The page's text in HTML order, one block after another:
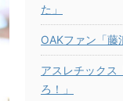
た」
OAKファン「藤
アスレチックス
ろ！」